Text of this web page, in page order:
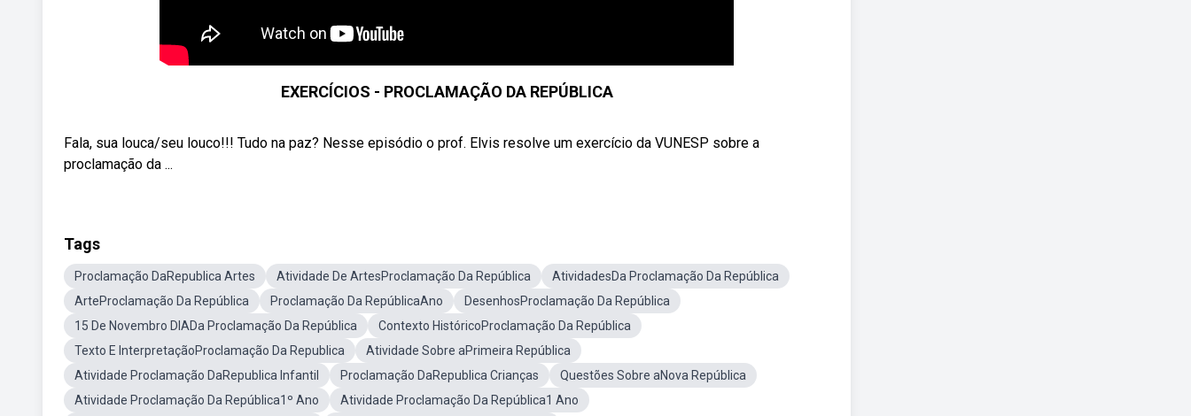
EXERCÍCIOS - PROCLAMAÇÃO DA REPÚBLICA
Fala, sua louca/seu louco!!! Tudo na paz? Nesse episódio o prof. Elvis resolve um exercício da VUNESP sobre a
proclamação da ...
Tags
Proclamação DaRepublica Artes Atividade De ArtesProclamação Da República
AtividadesDa Proclamação Da República
ArteProclamação Da República
Proclamação Da RepúblicaAno
DesenhosProclamação Da República
15 De Novembro DIADa Proclamação Da República
Contexto HistóricoProclamação Da República
Texto E InterpretaçãoProclamação Da Republica
Atividade Sobre aPrimeira República
Atividade Proclamação DaRepublica Infantil
Proclamação DaRepublica Crianças
Questões Sobre aNova República
Atividade Proclamação Da República1º Ano
Atividade Proclamação Da República1 Ano